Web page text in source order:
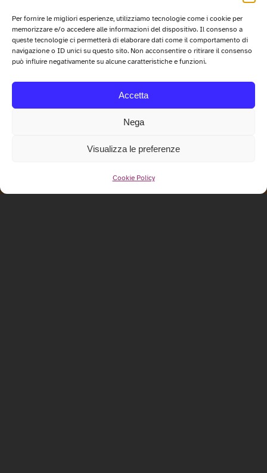
Per fornire le migliori esperienze, utilizziamo tecnologie come i cookie per
memorizzare e/o accedere alle informazioni del dispositivo. Il consenso a
queste tecnologie ci permetterà di elaborare dati come il comportamento di
navigazione o ID unici su questo sito. Non acconsentire o ritirare il consenso
può influire negativamente su alcune caratteristiche e funzioni.
Accetta
Nega
Visualizza le preferenze
Cookie Policy